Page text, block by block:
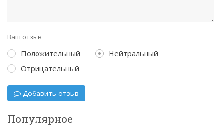
Ваш отзыв
Положительный
Нейтральный
Отрицательный
Добавить отзыв
Популярное